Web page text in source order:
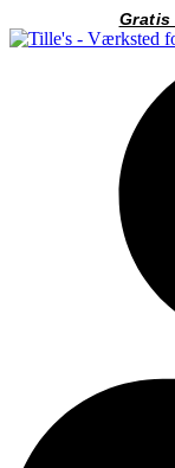
til
Gratis